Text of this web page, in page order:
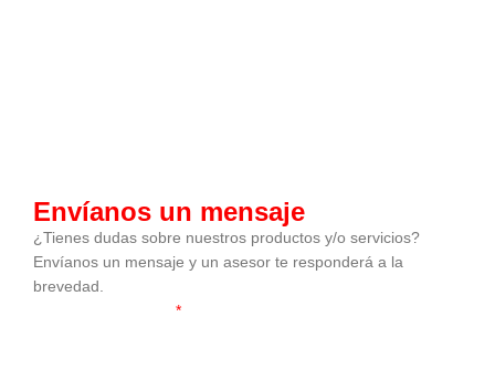
Envíanos un mensaje
¿Tienes dudas sobre nuestros productos y/o servicios?
Envíanos un mensaje y un asesor te responderá a la
brevedad.